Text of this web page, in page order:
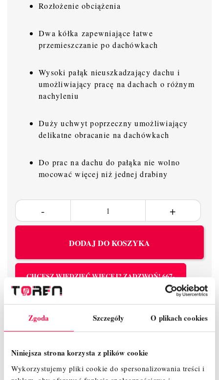
Zgoda Szczegóły O plikach cookies
Niniejsza strona korzysta z plików cookie
Wykorzystujemy pliki cookie do spersonalizowania treści i
Rozłożenie obciążenia
Dwa kółka zapewniające łatwe
przemieszczanie po dachówkach
Wysoki pałąk nieuszkadzający dachu i
umożliwiający pracę na dachach o różnym
nachyleniu
Duży uchwyt poprzeczny umożliwiający
delikatne obracanie na dachówkach
Do prac na dachu do pałąka nie wolno
mocować więcej niż jednej drabiny
DODAJ DO KOSZYKA
CHCESZ WIEDZIEĆ WIĘCEJ? ZADZWOŃ! 667-
telefoniczne certyfikaty zwrot